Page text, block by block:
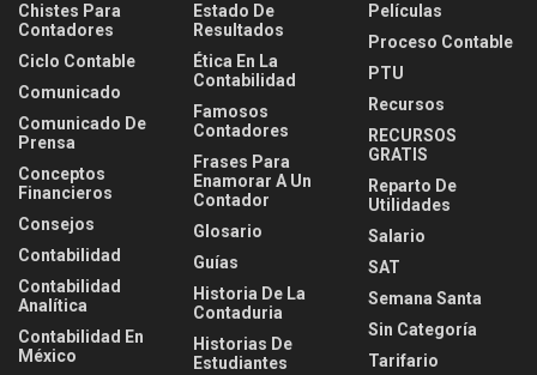
Chistes Para
Contadores
Ciclo Contable
Comunicado
Comunicado De
Prensa
Conceptos
Financieros
Consejos
Contabilidad
Contabilidad
Analítica
Contabilidad En
México
Estado De
Resultados
Ética En La
Contabilidad
Famosos
Contadores
Frases Para
Enamorar A Un
Contador
Glosario
Guías
Historia De La
Contaduria
Historias De
Estudiantes
Películas
Proceso Contable
PTU
Recursos
RECURSOS
GRATIS
Reparto De
Utilidades
Salario
SAT
Semana Santa
Sin Categoría
Tarifario